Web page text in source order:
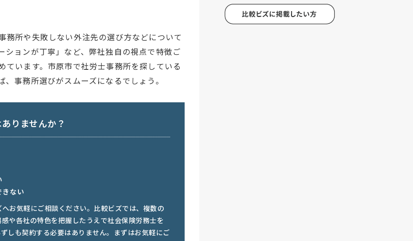
務所や失敗しない外注先の選び方などについて
ョンが丁寧」など、弊社独自の視点で特徴ご
ています。市原市で社労士事務所を探している
事務所選びがスムーズになるでしょう。
りませんか？
きない
お気軽にご相談ください。比較ビズでは、複数の
や各社の特色を把握したうえで社会保険労務士を
しも契約する必要はありません。まずはお気軽にご